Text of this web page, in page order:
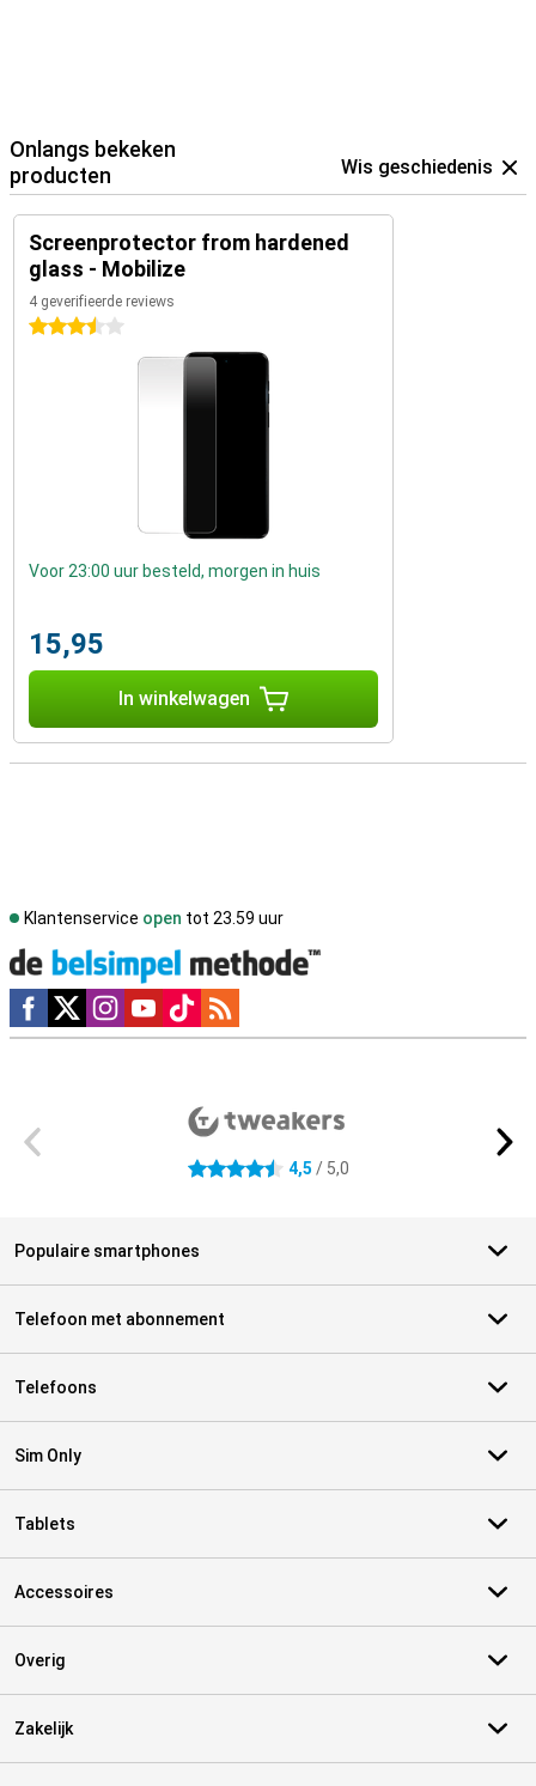
Onlangs bekeken
producten
Wis geschiedenis
Screenprotector from hardened
glass - Mobilize
4 geverifieerde reviews
3.5 sterren
Voor 23:00 uur besteld, morgen in huis
15,95
In winkelwagen
Klantenservice open tot 23.59 uur
Social media
4.5 sterren 4,5 / 5,0
Populaire smartphones
Telefoon met abonnement
Telefoons
Sim Only
Tablets
Accessoires
Overig
Zakelijk